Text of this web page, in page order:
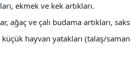
ekmek ve kek artıkları.
ağaç ve çalı budama artıkları,
hayvan yatakları (talaş/saman